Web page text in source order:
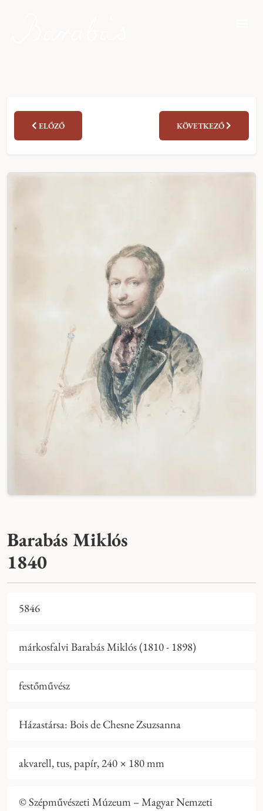
ELŐZŐ KÖVETKEZŐ
Barabás Miklós
1840
5846
márkosfalvi Barabás Miklós (1810 - 1898)
festőművész
Házastársa: Bois de Chesne Zsuzsanna
akvarell, tus, papír, 240 × 180 mm
© Szépművészeti Múzeum – Magyar Nemzeti